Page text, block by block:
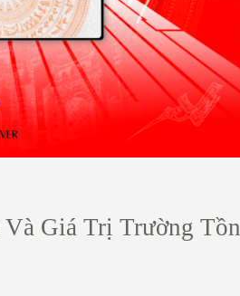
Giá Trị Trường Tồn